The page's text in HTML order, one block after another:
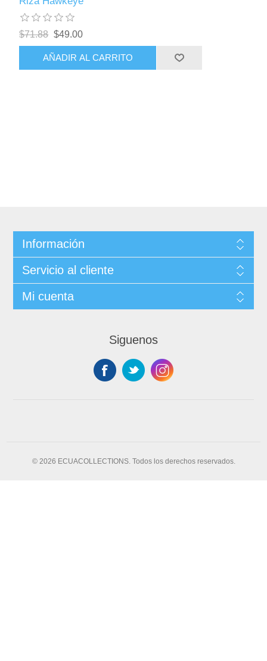
$71.88 $49.00
AÑADIR AL CARRITO
Información
Servicio al cliente
Mi cuenta
Siguenos
© 2026 ECUACOLLECTIONS. Todos los derechos reservados.